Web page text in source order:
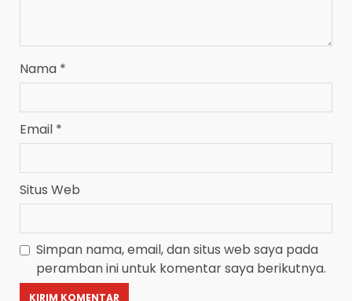
Nama *
Email *
Situs Web
Simpan nama, email, dan situs web saya pada
peramban ini untuk komentar saya berikutnya.